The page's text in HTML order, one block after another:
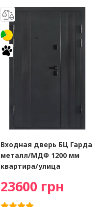
Входная дверь БЦ Гарда
металл/МДФ 1200 мм
квартира/улица
23600 грн